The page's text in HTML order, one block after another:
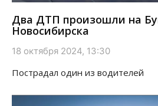
Два ДТП произошли на
Новосибирска
18 октября 2024, 13:30
Пострадал один из водителей